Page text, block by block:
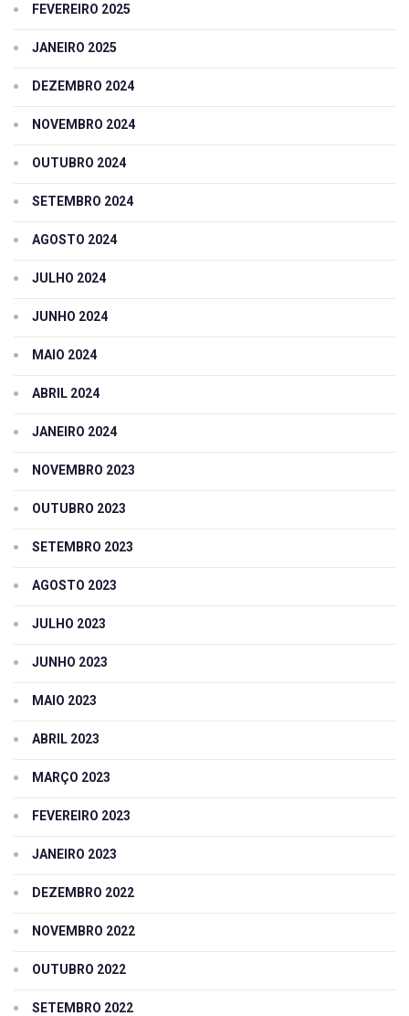
FEVEREIRO 2025
JANEIRO 2025
DEZEMBRO 2024
NOVEMBRO 2024
OUTUBRO 2024
SETEMBRO 2024
AGOSTO 2024
JULHO 2024
JUNHO 2024
MAIO 2024
ABRIL 2024
JANEIRO 2024
NOVEMBRO 2023
OUTUBRO 2023
SETEMBRO 2023
AGOSTO 2023
JULHO 2023
JUNHO 2023
MAIO 2023
ABRIL 2023
MARÇO 2023
FEVEREIRO 2023
JANEIRO 2023
DEZEMBRO 2022
NOVEMBRO 2022
OUTUBRO 2022
SETEMBRO 2022